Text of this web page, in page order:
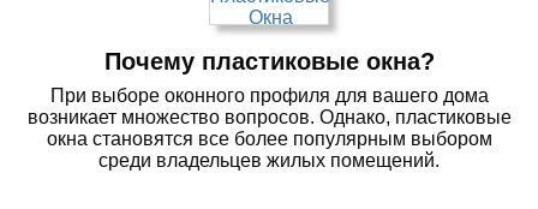
Почему пластиковые окна?
При выборе оконного профиля для вашего дома
возникает множество вопросов. Однако, пластиковые
окна становятся все более популярным выбором
среди владельцев жилых помещений.